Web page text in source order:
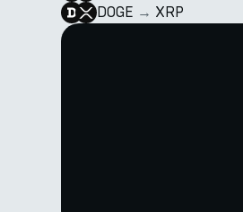
DOGE → XRP